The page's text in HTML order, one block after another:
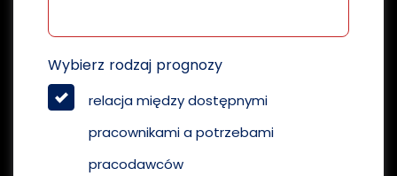
Wybierz rodzaj prognozy
relacja między dostępnymi
pracownikami a potrzebami
pracodawców